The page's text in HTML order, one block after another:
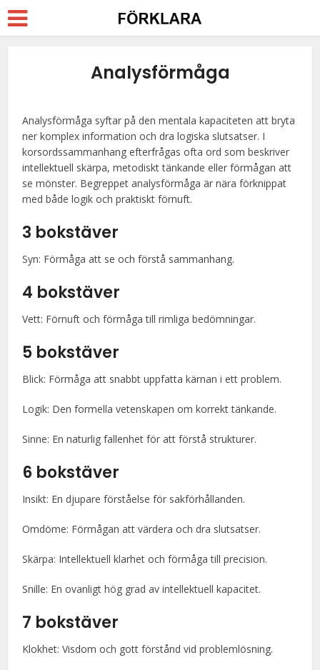
Analysförmåga
Analysförmåga syftar på den mentala kapaciteten att bryta
ner komplex information och dra logiska slutsatser. I
korsordssammanhang efterfrågas ofta ord som beskriver
intellektuell skärpa, metodiskt tänkande eller förmågan att
se mönster. Begreppet analysförmåga är nära förknippat
med både logik och praktiskt förnuft.
3 bokstäver
Syn: Förmåga att se och förstå sammanhang.
4 bokstäver
Vett: Förnuft och förmåga till rimliga bedömningar.
5 bokstäver
Blick: Förmåga att snabbt uppfatta kärnan i ett problem.
Logik: Den formella vetenskapen om korrekt tänkande.
Sinne: En naturlig fallenhet för att förstå strukturer.
6 bokstäver
Insikt: En djupare förståelse för sakförhållanden.
Omdöme: Förmågan att värdera och dra slutsatser.
Skärpa: Intellektuell klarhet och förmåga till precision.
Snille: En ovanligt hög grad av intellektuell kapacitet.
7 bokstäver
Klokhet: Visdom och gott förstånd vid problemlösning.